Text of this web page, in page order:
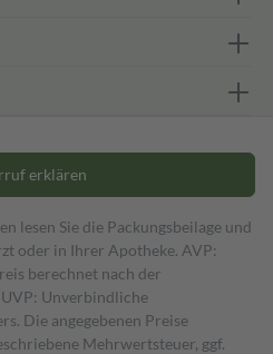
erklären
lesen Sie die Packungsbeilage und
oder in Ihrer Apotheke. AVP:
berechnet nach der
Unverbindliche
Die angegebenen Preise
Mehrwertsteuer, ggf.